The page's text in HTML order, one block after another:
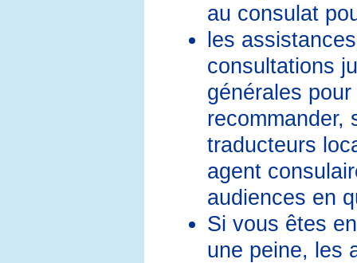
au consulat
les
consultations
générales
recommander,
traducteurs
agent
audiences en
Si vous êtes
une peine, les